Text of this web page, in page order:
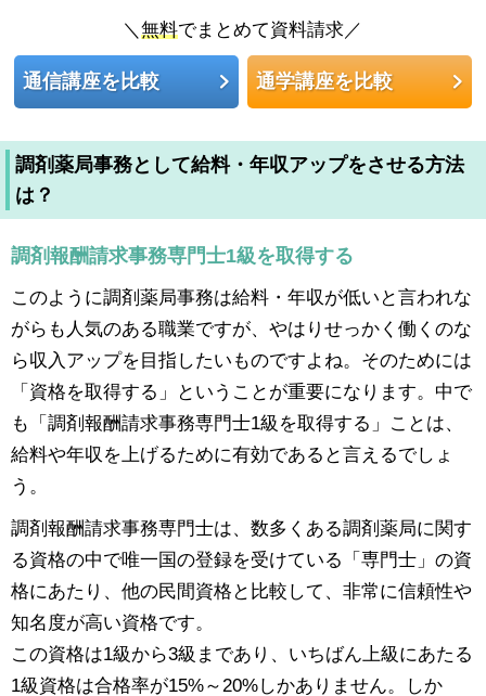
＼無料でまとめて資料請求／
通信講座を比較 通学講座を比較
調剤薬局事務として給料・年収アップをさせる方法
は？
調剤報酬請求事務専門士1級を取得する
このように調剤薬局事務は給料・年収が低いと言われな
がらも人気のある職業ですが、やはりせっかく働くのな
ら収入アップを目指したいものですよね。そのためには
「資格を取得する」ということが重要になります。中で
も「調剤報酬請求事務専門士1級を取得する」ことは、
給料や年収を上げるために有効であると言えるでしょ
う。
調剤報酬請求事務専門士は、数多くある調剤薬局に関す
る資格の中で唯一国の登録を受けている「専門士」の資
格にあたり、他の民間資格と比較して、非常に信頼性や
知名度が高い資格です。
この資格は1級から3級まであり、いちばん上級にあたる
1級資格は合格率が15%～20%しかありません。しか